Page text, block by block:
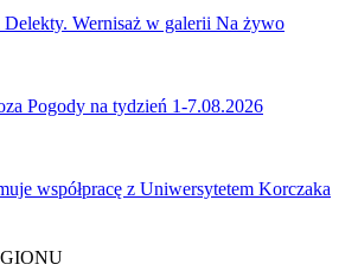
Delekty. Wernisaż w galerii Na żywo
Pogody na tydzień 1-7.08.2026
współpracę z Uniwersytetem Korczaka